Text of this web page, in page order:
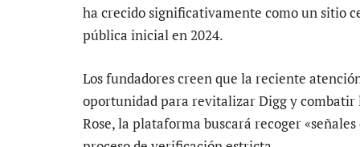
ha crecido significativamente como un sitio
pública inicial en 2024.
Los fundadores creen que la reciente
oportunidad para revitalizar Digg y combatir
Rose, la plataforma buscará recoger